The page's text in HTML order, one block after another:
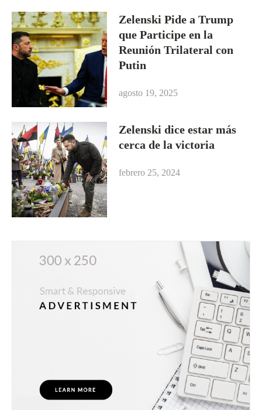
Zelenski Pide a Trump
que Participe en la
Reunión Trilateral con
Putin
agosto 19, 2025
Zelenski dice estar más
cerca de la victoria
febrero 25, 2024